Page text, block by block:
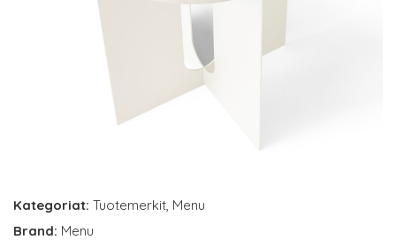
Kategoriat: Tuotemerkit, Menu
Brand: Menu